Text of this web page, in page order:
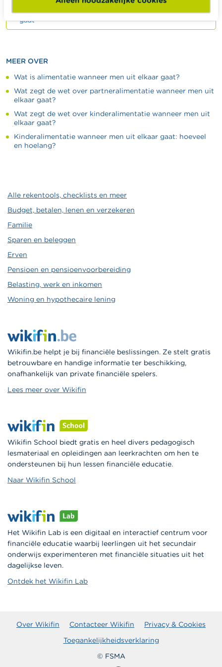
FAQ De verdeling van de bezittingen als men uit elkaar
gaat
MEER OVER
Wat is alimentatie wanneer men uit elkaar gaat?
Wat zegt de wet over partneralimentatie wanneer men uit
elkaar gaat?
Wat zegt de wet over kinderalimentatie wanneer men uit
elkaar gaat?
Kinderalimentatie wanneer men uit elkaar gaat: hoeveel
en hoelang?
Alle rekentools, checklists en meer
Budget, betalen, lenen en verzekeren
Familie
Sparen en beleggen
Erven
Pensioen en pensioenvoorbereiding
Belasting, werk en inkomen
Woning en hypothecaire lening
Wikifin.be helpt je bij financiële beslissingen. Ze stelt gratis
betrouwbare en handige informatie ter beschikking,
onafhankelijk van private financiële spelers.
Lees meer over Wikifin
Wikifin School biedt gratis en heel divers pedagogisch
lesmateriaal en opleidingen aan leerkrachten om hen te
ondersteunen bij hun lessen financiële educatie.
Naar Wikifin School
Het Wikifin Lab is een digitaal en interactief centrum voor
financiële educatie waarbij leerlingen uit het secundair
onderwijs experimenteren met financiële situaties uit het
dagelijkse leven.
Ontdek het Wikifin Lab
Over Wikifin Contacteer Wikifin
Privacy & Cookies
Toegankelijkheidsverklaring
© FSMA